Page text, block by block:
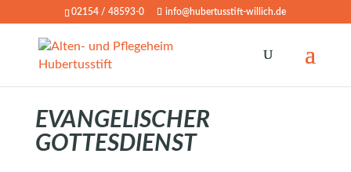
02154 / 48593-0 info@hubertusstift-willich.de
EVANGELISCHER
GOTTESDIENST